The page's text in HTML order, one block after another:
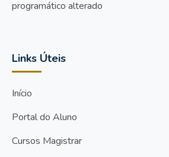
programático alterado
Links Úteis
Início
Portal do Aluno
Cursos Magistrar